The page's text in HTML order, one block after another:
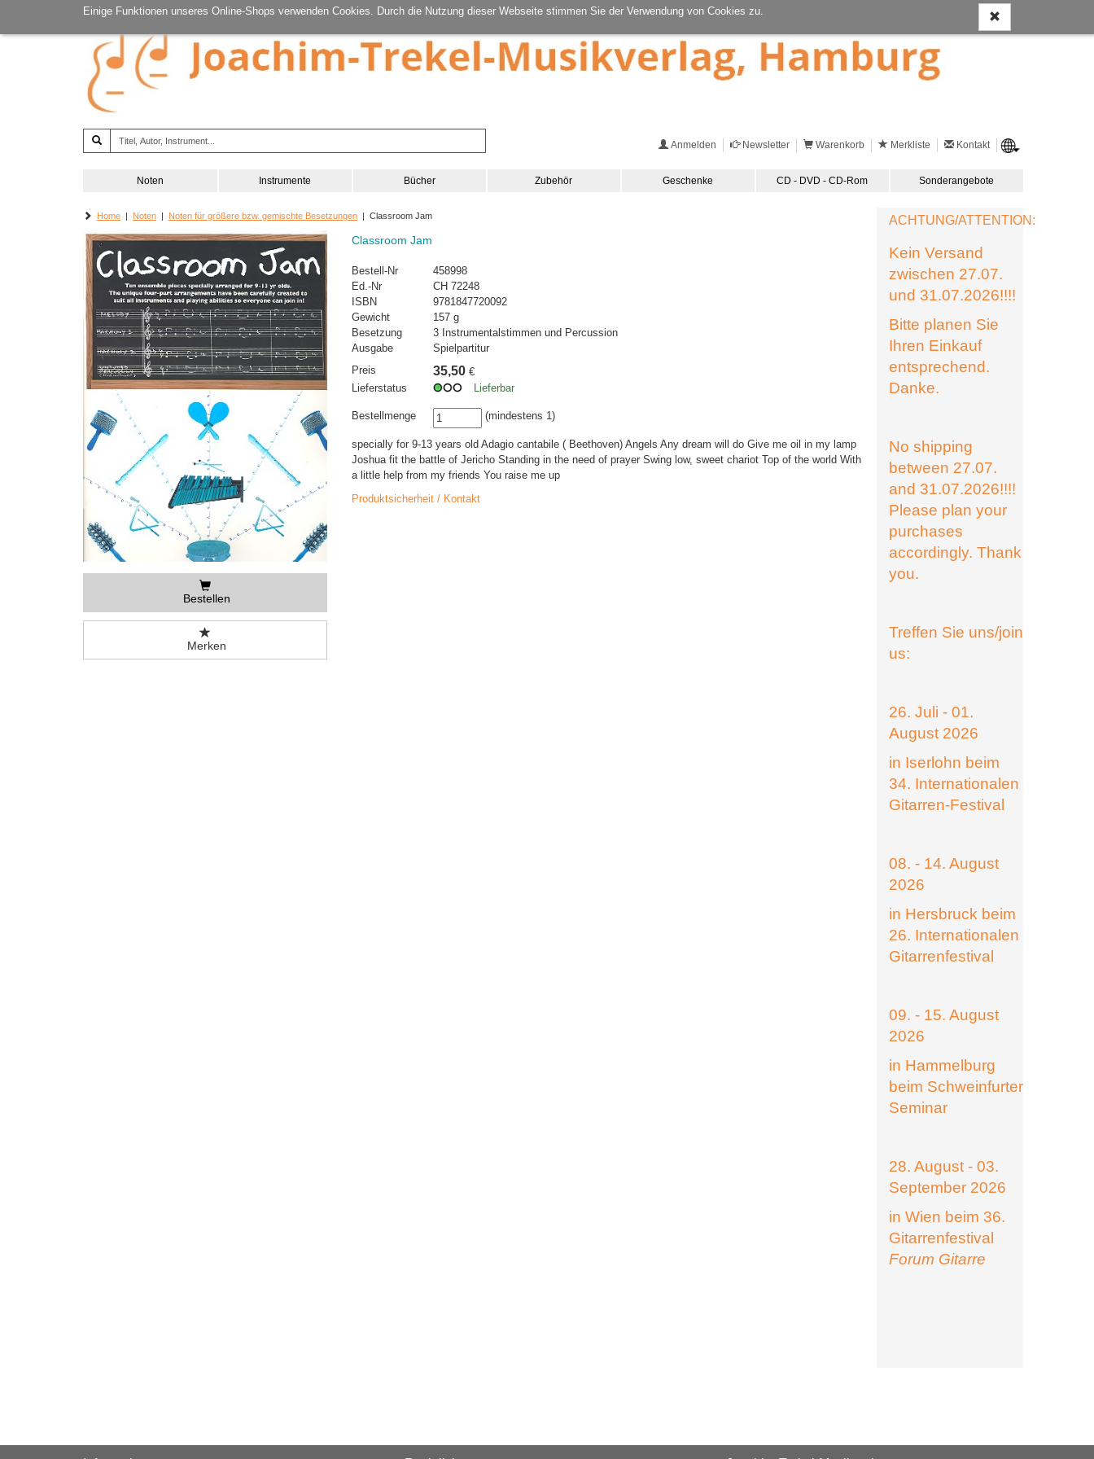
Einige Funktionen unseres Online-Shops verwenden Cookies. Durch die Nutzung dieser Webseite stimmen Sie der Verwendung von Cookies zu.
Anmelden Newsletter Warenkorb Merkliste Kontakt
Noten Instrumente Bücher Zubehör Geschenke CD - DVD - CD-Rom Sonderangebote
Home | Noten | Noten für größere bzw. gemischte Besetzungen | Classroom Jam
Bestellen
Merken
Classroom Jam
Bestell-Nr
458998
Ed.-Nr
CH 72248
ISBN
9781847720092
Gewicht
157 g
Besetzung
3 Instrumentalstimmen und Percussion
Ausgabe
Spielpartitur
Preis
35,50 €
Lieferstatus
Lieferbar
Bestellmenge (mindestens 1)
specially for 9-13 years old Adagio cantabile ( Beethoven) Angels Any dream will do Give me oil in my lamp
Joshua fit the battle of Jericho Standing in the need of prayer Swing low, sweet chariot Top of the world With
a little help from my friends You raise me up
Produktsicherheit / Kontakt
ACHTUNG/ATTENTION:
Kein Versand
zwischen 27.07.
und 31.07.2026!!!!
Bitte planen Sie
Ihren Einkauf
entsprechend.
Danke.
No shipping
between 27.07.
and 31.07.2026!!!!
Please plan your
purchases
accordingly. Thank
you.
Treffen Sie uns/join
us:
26. Juli - 01.
August 2026
in Iserlohn beim
34. Internationalen
Gitarren-Festival
08. - 14. August
2026
in Hersbruck beim
26. Internationalen
Gitarrenfestival
09. - 15. August
2026
in Hammelburg
beim Schweinfurter
Seminar
28. August - 03.
September 2026
in Wien beim 36.
Gitarrenfestival
Forum Gitarre